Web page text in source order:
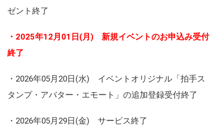
ゼント終了
・2025年12月01日(月) 新規イベントのお申込み受付
終了
・2026年05月20日(水) イベントオリジナル「拍手ス
タンプ・アバター・エモート」の追加登録受付終了
・2026年05月29日(金) サービス終了